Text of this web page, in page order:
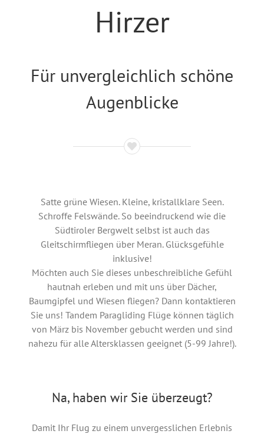
Hirzer
Für unvergleichlich schöne
Augenblicke
Satte grüne Wiesen. Kleine, kristallklare Seen.
Schroffe Felswände. So beeindruckend wie die
Südtiroler Bergwelt selbst ist auch das
Gleitschirmfliegen über Meran. Glücksgefühle
inklusive!
Möchten auch Sie dieses unbeschreibliche Gefühl
hautnah erleben und mit uns über Dächer,
Baumgipfel und Wiesen fliegen? Dann kontaktieren
Sie uns! Tandem Paragliding Flüge können täglich
von März bis November gebucht werden und sind
nahezu für alle Altersklassen geeignet (5-99 Jahre!).
Na, haben wir Sie überzeugt?
Damit Ihr Flug zu einem unvergesslichen Erlebnis